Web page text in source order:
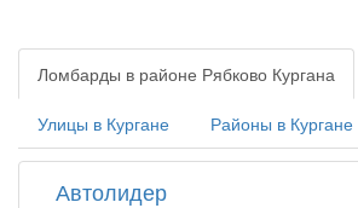
Ломбарды в районе Рябково Кургана
Улицы в Кургане Районы в Кургане
Автолидер